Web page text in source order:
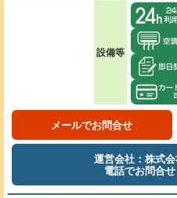
設備等
メールでお問合せ
運営会社：株式
電話でお問合